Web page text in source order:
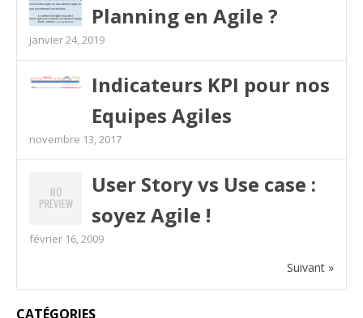
Planning en Agile ?
janvier 24, 2019
Indicateurs KPI pour nos
Equipes Agiles
novembre 13, 2017
User Story vs Use case :
soyez Agile !
février 16, 2009
Suivant »
CATÉGORIES